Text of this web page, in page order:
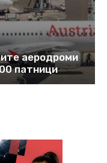
аеродроми
патници